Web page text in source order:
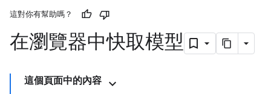
這對你有幫助嗎？
在瀏覽器中快取模型
這個頁面中的內容